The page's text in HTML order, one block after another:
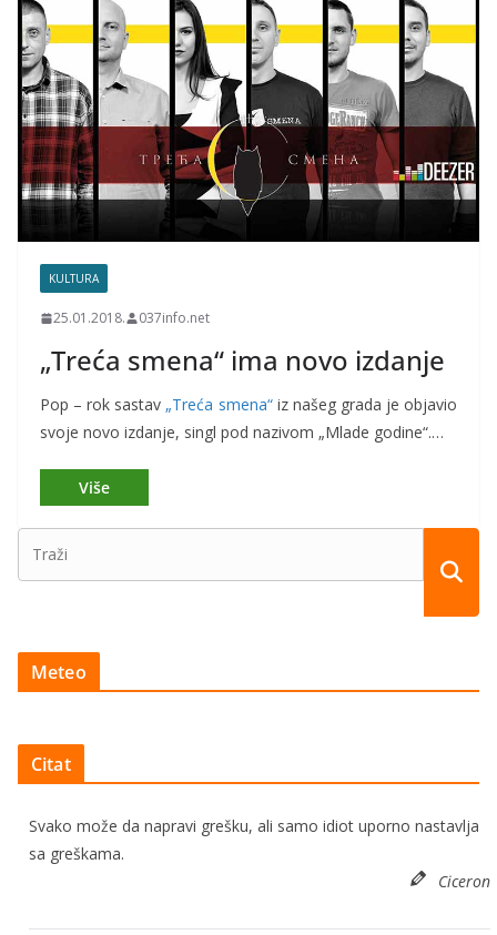
KULTURA
25.01.2018. 037info.net
„Treća smena“ ima novo izdanje
Pop – rok sastav „Treća smena“iz našeg grada je objavio
svoje novo izdanje, singl pod nazivom „Mlade godine“.…
Meteo
Citat
Svako može da napravi grešku, ali samo idiot uporno nastavlja
sa greškama.
Ciceron